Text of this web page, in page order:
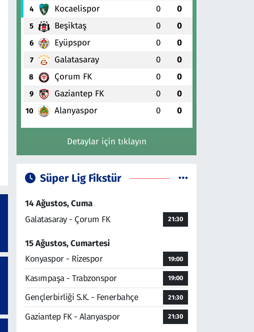
4 Kocaelispor 0 0
5 Beşiktaş 0 0
6 Eyüpspor 0 0
7 Galatasaray 0 0
8 Çorum FK 0 0
9 Gaziantep FK 0 0
10 Alanyaspor 0 0
Detaylar için tıklayın
Süper Lig Fikstür
14 Ağustos, Cuma
Galatasaray - Çorum FK
21:30
15 Ağustos, Cumartesi
Konyaspor - Rizespor
19:00
Kasımpaşa - Trabzonspor 19:00
Gençlerbirliği S.K. - Fenerbahçe 21:30
Gaziantep FK - Alanyaspor 21:30